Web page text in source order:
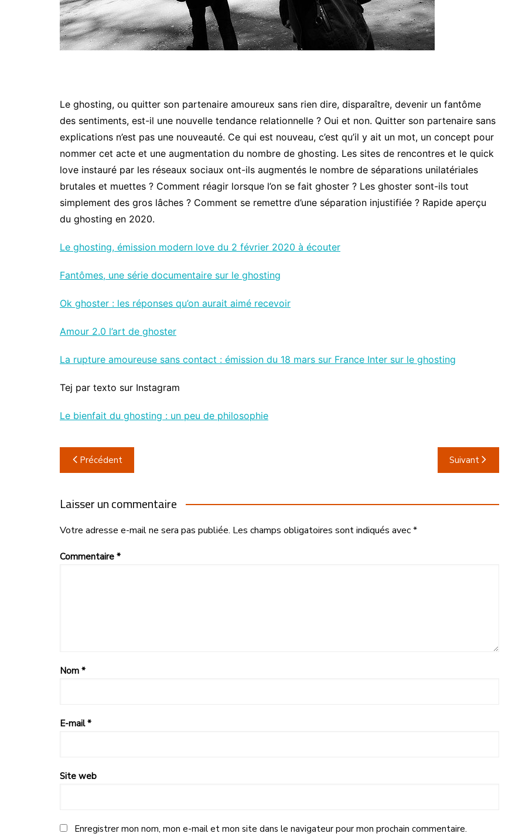
Le ghosting, ou quitter son partenaire amoureux sans rien dire, disparaître, devenir un fantôme
des sentiments, est-il une nouvelle tendance relationnelle ? Oui et non. Quitter son partenaire sans
explications n’est pas une nouveauté. Ce qui est nouveau, c’est qu’il y ait un mot, un concept pour
nommer cet acte et une augmentation du nombre de ghosting. Les sites de rencontres et le quick
love instauré par les réseaux sociaux ont-ils augmentés le nombre de séparations unilatériales
brutales et muettes ? Comment réagir lorsque l’on se fait ghoster ? Les ghoster sont-ils tout
simplement des gros lâches ? Comment se remettre d’une séparation injustifiée ? Rapide aperçu
du ghosting en 2020.
Le ghosting, émission modern love du 2 février 2020 à écouter
Fantômes, une série documentaire sur le ghosting
Ok ghoster : les réponses qu’on aurait aimé recevoir
Amour 2.0 l’art de ghoster
La rupture amoureuse sans contact : émission du 18 mars sur France Inter sur le ghosting
Tej par texto sur Instagram
Le bienfait du ghosting : un peu de philosophie
Navigation
de
l’article
Précédent Suivant
Laisser un commentaire
Votre adresse e-mail ne sera pas publiée. Les champs obligatoires sont indiqués avec*
Commentaire *
Nom *
E-mail*
Site web
Enregistrer mon nom, mon e-mail et mon site dans le navigateur pour mon prochain commentaire.